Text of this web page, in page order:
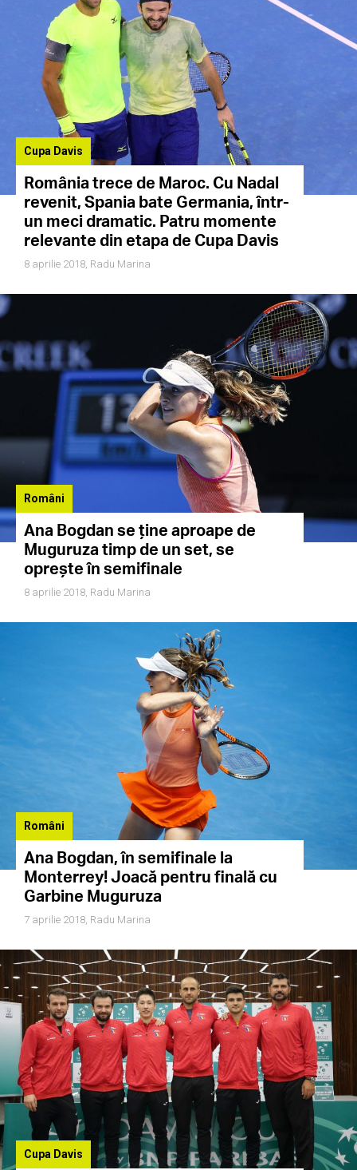
Cupa Davis
România trece de Maroc. Cu Nadal
revenit, Spania bate Germania, într-
un meci dramatic. Patru momente
relevante din etapa de Cupa Davis
8 aprilie 2018, Radu Marina
Români
Ana Bogdan se ține aproape de
Muguruza timp de un set, se
oprește în semifinale
8 aprilie 2018, Radu Marina
Români
Ana Bogdan, în semifinale la
Monterrey! Joacă pentru finală cu
Garbine Muguruza
7 aprilie 2018, Radu Marina
Cupa Davis